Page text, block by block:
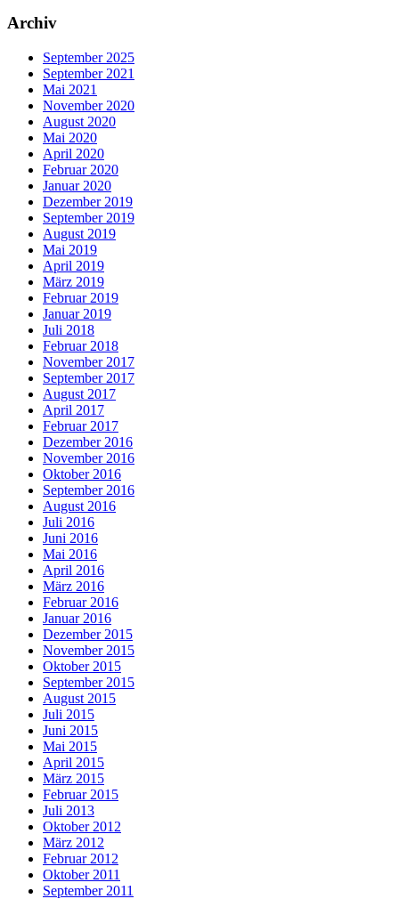
Archiv
September 2025
September 2021
Mai 2021
November 2020
August 2020
Mai 2020
April 2020
Februar 2020
Januar 2020
Dezember 2019
September 2019
August 2019
Mai 2019
April 2019
März 2019
Februar 2019
Januar 2019
Juli 2018
Februar 2018
November 2017
September 2017
August 2017
April 2017
Februar 2017
Dezember 2016
November 2016
Oktober 2016
September 2016
August 2016
Juli 2016
Juni 2016
Mai 2016
April 2016
März 2016
Februar 2016
Januar 2016
Dezember 2015
November 2015
Oktober 2015
September 2015
August 2015
Juli 2015
Juni 2015
Mai 2015
April 2015
März 2015
Februar 2015
Juli 2013
Oktober 2012
März 2012
Februar 2012
Oktober 2011
September 2011